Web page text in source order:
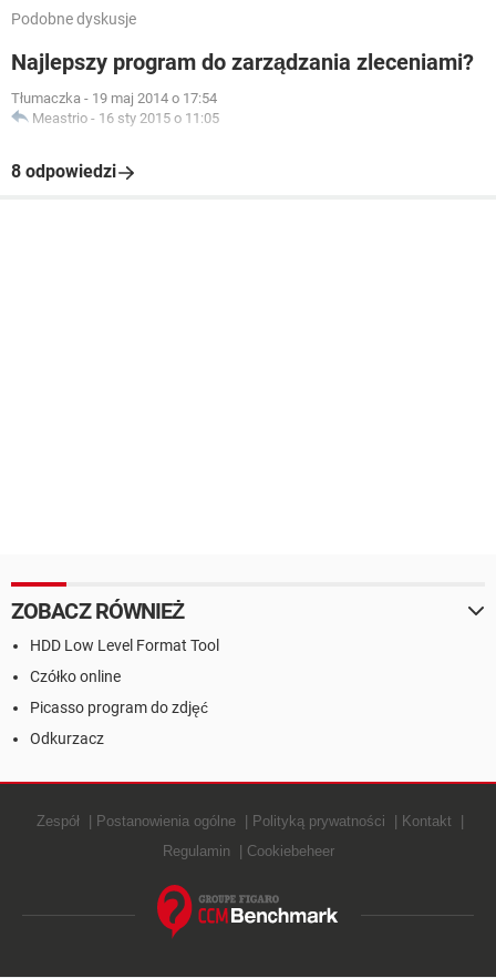
Podobne dyskusje
Najlepszy program do zarządzania zleceniami?
Tłumaczka - 19 maj 2014 o 17:54
Meastrio - 16 sty 2015 o 11:05
8 odpowiedzi
ZOBACZ RÓWNIEŻ
HDD Low Level Format Tool
Czółko online
Picasso program do zdjęć
Odkurzacz
Zespół Postanowienia ogólne Polityką prywatności
Kontakt
Regulamin
Cookiebeheer